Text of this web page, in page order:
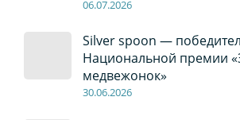
06.07.2026
Silver spoon —
Национальной премии
медвежонок»
30.06.2026